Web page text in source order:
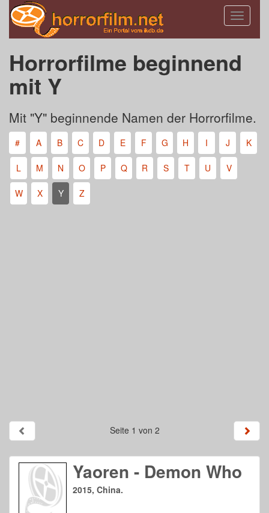
Toggle
Horrorfilme beginnend
mit Y
Mit "Y" beginnende Namen der Horrorfilme.
# A B C D E F G H I J K
L M N O P Q R S T U V
W X Y Z
Seite 1 von 2
Yaoren - Demon Who
2015, China.